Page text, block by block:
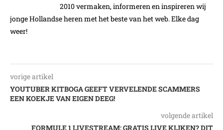
2010 vermaken, informeren en inspireren wij
jonge Hollandse heren met het beste van het web. Elke dag
weer!
vorige artikel
YOUTUBER KITBOGA GEEFT VERVELENDE SCAMMERS
EEN KOEKJE VAN EIGEN DEEG!
volgende artikel
FORMULE 1 LIVESTREAM: GRATIS LIVE KIJKEN? DIT